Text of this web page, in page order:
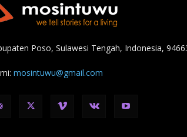
Poso, Sulawesi Tengah, Indonesia,
mosintuwu@gmail.com